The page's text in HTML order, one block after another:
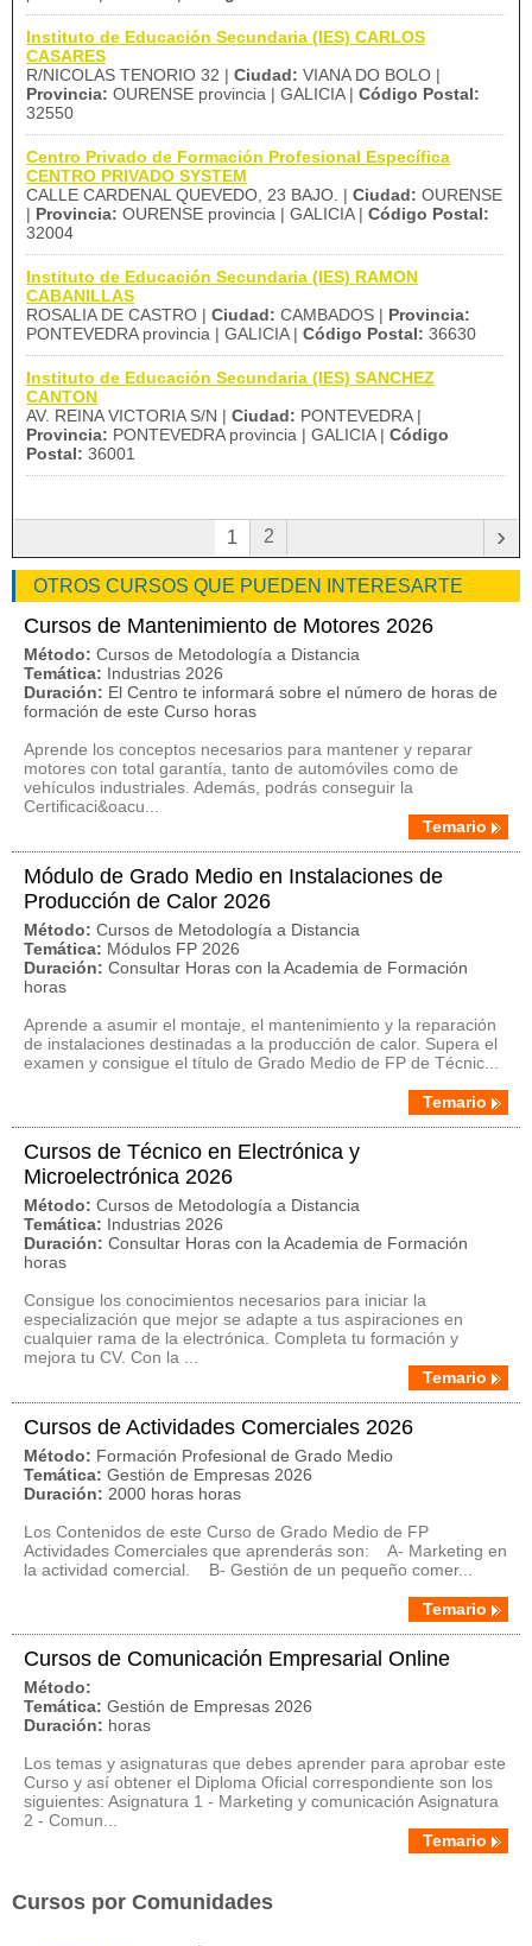
Instituto de Educación Secundaria (IES) CARLOS
CASARES
R/NICOLAS TENORIO 32 | Ciudad: VIANA DO BOLO |
Provincia: OURENSE provincia | GALICIA | Código Postal:
32550
Centro Privado de Formación Profesional Específica
CENTRO PRIVADO SYSTEM
CALLE CARDENAL QUEVEDO, 23 BAJO. | Ciudad: OURENSE
| Provincia: OURENSE provincia | GALICIA | Código Postal:
32004
Instituto de Educación Secundaria (IES) RAMON
CABANILLAS
ROSALIA DE CASTRO | Ciudad: CAMBADOS | Provincia:
PONTEVEDRA provincia | GALICIA | Código Postal: 36630
Instituto de Educación Secundaria (IES) SANCHEZ
CANTON
AV. REINA VICTORIA S/N | Ciudad: PONTEVEDRA |
Provincia: PONTEVEDRA provincia | GALICIA | Código
Postal: 36001
1 2 ›
OTROS CURSOS QUE PUEDEN INTERESARTE
Cursos de Mantenimiento de Motores 2026
Método: Cursos de Metodología a Distancia
Temática: Industrias 2026
Duración: El Centro te informará sobre el número de horas de
formación de este Curso horas
Aprende los conceptos necesarios para mantener y reparar
motores con total garantía, tanto de automóviles como de
vehículos industriales. Además, podrás conseguir la
Certificaci&oacu...
Temario
Módulo de Grado Medio en Instalaciones de
Producción de Calor 2026
Método: Cursos de Metodología a Distancia
Temática: Módulos FP 2026
Duración: Consultar Horas con la Academia de Formación
horas
Aprende a asumir el montaje, el mantenimiento y la reparación
de instalaciones destinadas a la producción de calor. Supera el
examen y consigue el título de Grado Medio de FP de Técnic...
Temario
Cursos de Técnico en Electrónica y
Microelectrónica 2026
Método: Cursos de Metodología a Distancia
Temática: Industrias 2026
Duración: Consultar Horas con la Academia de Formación
horas
Consigue los conocimientos necesarios para iniciar la
especialización que mejor se adapte a tus aspiraciones en
cualquier rama de la electrónica. Completa tu formación y
mejora tu CV. Con la ...
Temario
Cursos de Actividades Comerciales 2026
Método: Formación Profesional de Grado Medio
Temática: Gestión de Empresas 2026
Duración: 2000 horas horas
Los Contenidos de este Curso de Grado Medio de FP
Actividades Comerciales que aprenderás son: A- Marketing en
la actividad comercial. B- Gestión de un pequeño comer...
Temario
Cursos de Comunicación Empresarial Online
Método:
Temática: Gestión de Empresas 2026
Duración: horas
Los temas y asignaturas que debes aprender para aprobar este
Curso y así obtener el Diploma Oficial correspondiente son los
siguientes: Asignatura 1 - Marketing y comunicación Asignatura
2 - Comun...
Temario
Cursos por Comunidades